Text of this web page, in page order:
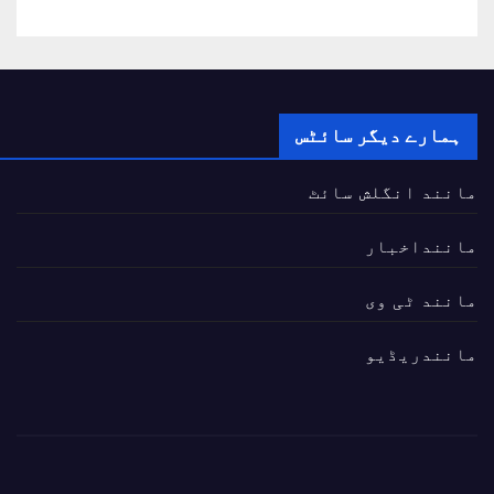
ہمارے دیگر سائٹس
مانند انگلش سائٹ
ماننداخبار
مانند ٹی وی
مانندریڈیو